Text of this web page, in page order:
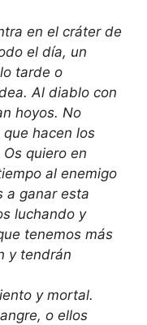
en el cráter de
el día, un
tarde o
Al diablo con
hoyos. No
hacen los
quiero en
al enemigo
a ganar esta
luchando y
tenemos más
y tendrán
y mortal.
o ellos